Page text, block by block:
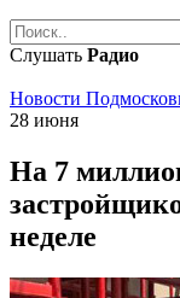
Слушать Радио
Новости
28 июня
На 7
неделе